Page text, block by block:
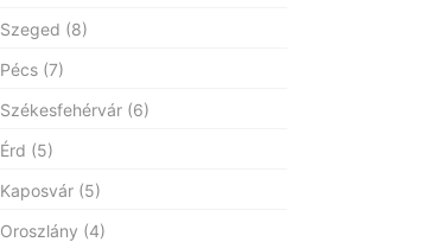
Szeged (8)
Pécs (7)
Székesfehérvár (6)
Érd (5)
Kaposvár (5)
Oroszlány (4)